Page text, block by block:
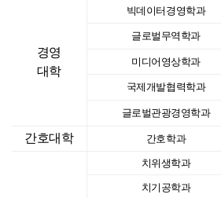
경영
대학
빅데이터경영학과
글로벌무역학과
미디어영상학과
국제개발협력학과
글로벌관광경영학과
간호대학 간호학과
치위생학과
치기공학과